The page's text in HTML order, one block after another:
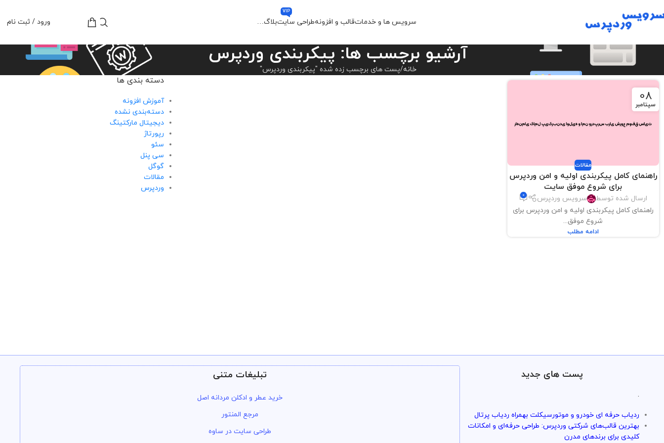
سرویس ها و خدماتقالب و افزونهطراحی سایت
VIP
بلاگ… ورود / ثبت نام
آرشیو برچسب ها: پیکربندی وردپرس
خانه پست های برچسب زده شده "پیکربندی وردپرس"
08
سپتامبر
مقالات
راهنمای کامل پیکربندی اولیه و امن وردپرس
برای شروع موفق سایت
ارسال شده توسط سرویس وردپرس 0
راهنمای کامل پیکربندی اولیه و امن وردپرس برای
شروع موفق...
ادامه مطلب
دسته بندی ها
آموزش افزونه
دسته‌بندی نشده
دیجیتال مارکتینگ
رپورتاژ
سئو
سی پنل
گوگل
مقالات
وردپرس
پست های جدید
.
ردیاب حرفه ای خودرو و موتورسیکلت بهمراه ردیاب پرتال
بهترین قالب‌های شرکتی وردپرس: طراحی حرفه‌ای و امکانات
کلیدی برای برندهای مدرن
تبلیغات متنی
خرید عطر و ادکلن مردانه اصل
مرجع المنتور
طراحی سایت در ساوه